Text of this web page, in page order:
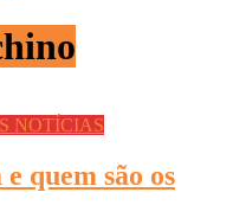
NOTÍCIAS
quem são os